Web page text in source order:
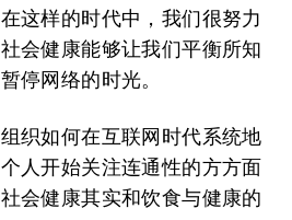
这样的时代中，我们很努力
会健康能够让我们平衡所知
停网络的时光。
织如何在互联网时代系统地
人开始关注连通性的方方面
会健康其实和饮食与健康的